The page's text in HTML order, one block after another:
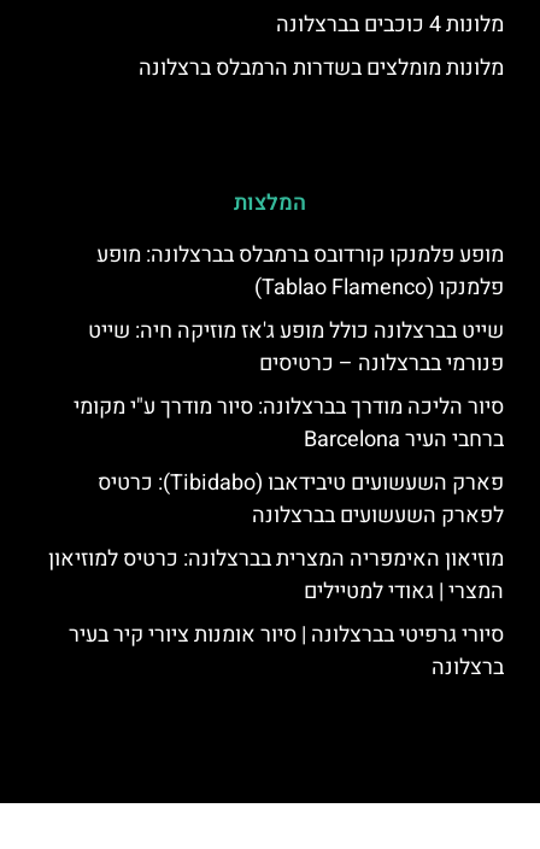
מלונות 4 כוכבים בברצלונה
מלונות מומלצים בשדרות הרמבלס ברצלונה
המלצות
מופע פלמנקו קורדובס ברמבלס בברצלונה: מופע
פלמנקו (Tablao Flamenco)
שייט בברצלונה כולל מופע ג'אז מוזיקה חיה: שייט
פנורמי בברצלונה – כרטיסים
סיור הליכה מודרך בברצלונה: סיור מודרך ע"י מקומי
ברחבי העיר Barcelona
פארק השעשועים טיבידאבו (Tibidabo): כרטיס
לפארק השעשועים בברצלונה
מוזיאון האימפריה המצרית בברצלונה: כרטיס למוזיאון
המצרי | גאודי למטיילים
סיורי גרפיטי בברצלונה | סיור אומנות ציורי קיר בעיר
ברצלונה